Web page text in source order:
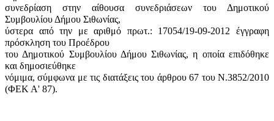
συνεδρίαση στην αίθουσα συνεδριάσεων του Δημοτικού
Συμβουλίου Δήμου Σιθωνίας,
ύστερα από την με αριθμό πρωτ.: 17054/19-09-2012 έγγραφη
πρόσκληση του Προέδρου
του Δημοτικού Συμβουλίου Δήμου Σιθωνίας, η οποία επιδόθηκε
και δημοσιεύθηκε
νόμιμα, σύμφωνα με τις διατάξεις του άρθρου 67 του Ν.3852/2010
(ΦΕΚ Α' 87).